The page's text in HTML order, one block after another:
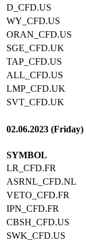
D_CFD.US
WY_CFD.US
ORAN_CFD.US
SGE_CFD.UK
TAP_CFD.US
ALL_CFD.US
LMP_CFD.UK
SVT_CFD.UK
02.06.2023 (Friday)
SYMBOL
LR_CFD.FR
ASRNL_CFD.NL
VETO_CFD.FR
IPN_CFD.FR
CBSH_CFD.US
SWK_CFD.US